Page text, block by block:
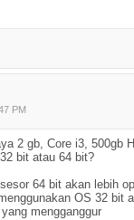
PM
2 gb, Core i3, 500gb
bit atau 64 bit?
64 bit akan lebih
OS 32 bit
mengganggur